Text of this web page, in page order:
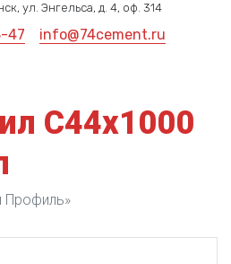
ул. Энгельса, д. 4, оф. 314
47 info@74cement.ru
С44х1000
Профиль»